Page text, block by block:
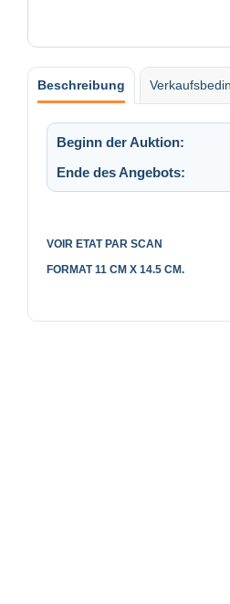
Beschreibung
Beginn der Auktion:
Ende des Angebots:
VOIR ETAT PAR SCAN
FORMAT 11 CM X 14.5 CM.